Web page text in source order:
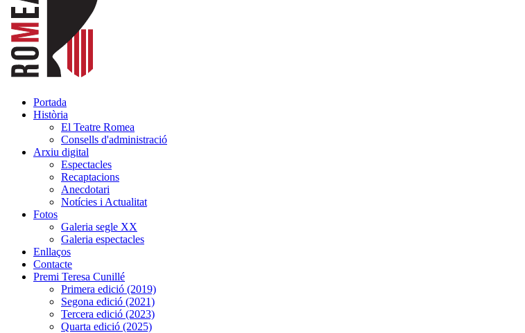
Portada
Història
El Teatre Romea
Consells d'administració
Arxiu digital
Espectacles
Recaptacions
Anecdotari
Notícies i Actualitat
Fotos
Galeria segle XX
Galeria espectacles
Enllaços
Contacte
Premi Teresa Cunillé
Primera edició (2019)
Segona edició (2021)
Tercera edició (2023)
Quarta edició (2025)